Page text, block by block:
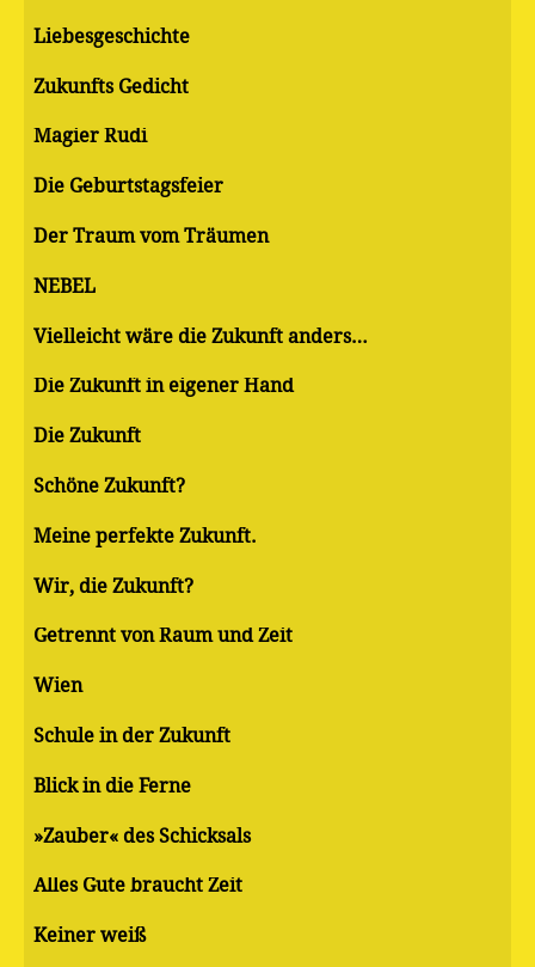
Liebesgeschichte
Zukunfts Gedicht
Magier Rudi
Die Geburtstagsfeier
Der Traum vom Träumen
NEBEL
Vielleicht wäre die Zukunft anders…
Die Zukunft in eigener Hand
Die Zukunft
Schöne Zukunft?
Meine perfekte Zukunft.
Wir, die Zukunft?
Getrennt von Raum und Zeit
Wien
Schule in der Zukunft
Blick in die Ferne
»Zauber« des Schicksals
Alles Gute braucht Zeit
Keiner weiß